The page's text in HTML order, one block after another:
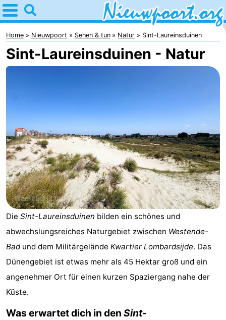
Home
Nieuwpoort
Tipps
-
Holiday
Suites
Nieuwpoort
-
Holiday
Suites
Campingplätze
Ferienhäuser
Nieuwpoort
-
Oostduinkerke
Home Nieuwpoort Sehen & tun Natur Sint-Laureinsduinen
Sint-Laureinsduinen - Natur
Die Sint-Laureinsduinen bilden ein schönes und
abwechslungsreiches Naturgebiet zwischen Westende-
Badund dem Militärgelände Kwartier Lombardsijde. Das
Dünengebiet ist etwas mehr als 45 Hektar groß und ein
angenehmer Ort für einen kurzen Spaziergang nahe der
Küste.
Was erwartet dich in den Sint-